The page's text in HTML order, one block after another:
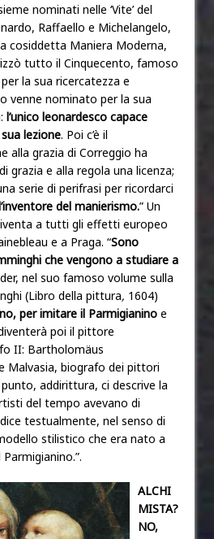
nominati nelle ‘Vite’ del
Raffaello e Michelangelo,
cosiddetta Maniera Moderna,
tutto il Cinquecento, famoso
la sua ricercatezza e
venne nominato per la sua
l’unico leonardesco capace
lezione. Poi c’è il
alla grazia di Correggio ha
grazia e alla regola una licenza;
serie di perifrasi per ricordarci
del manierismo.” Un
a tutti gli effetti europeo
e a Praga. “Sono
che vengono a studiare a
nel suo famoso volume sulla
(Libro della pittura, 1604)
per imitare il Parmigianino e
poi il pittore
II: Bartholomäus
Malvasia, biografo dei pittori
addirittura, ci descrive la
del tempo avevano di
dice testualmente, nel senso di
stilistico che era nato a
ALCHI
MISTA?
NO,